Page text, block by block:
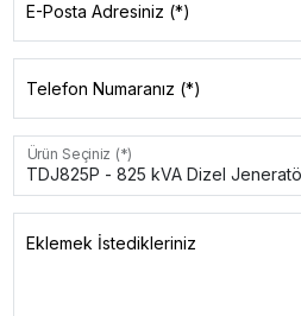
E-Posta Adresiniz (*)
Telefon Numaranız (*)
Ürün Seçiniz (*)
Eklemek İstedikleriniz